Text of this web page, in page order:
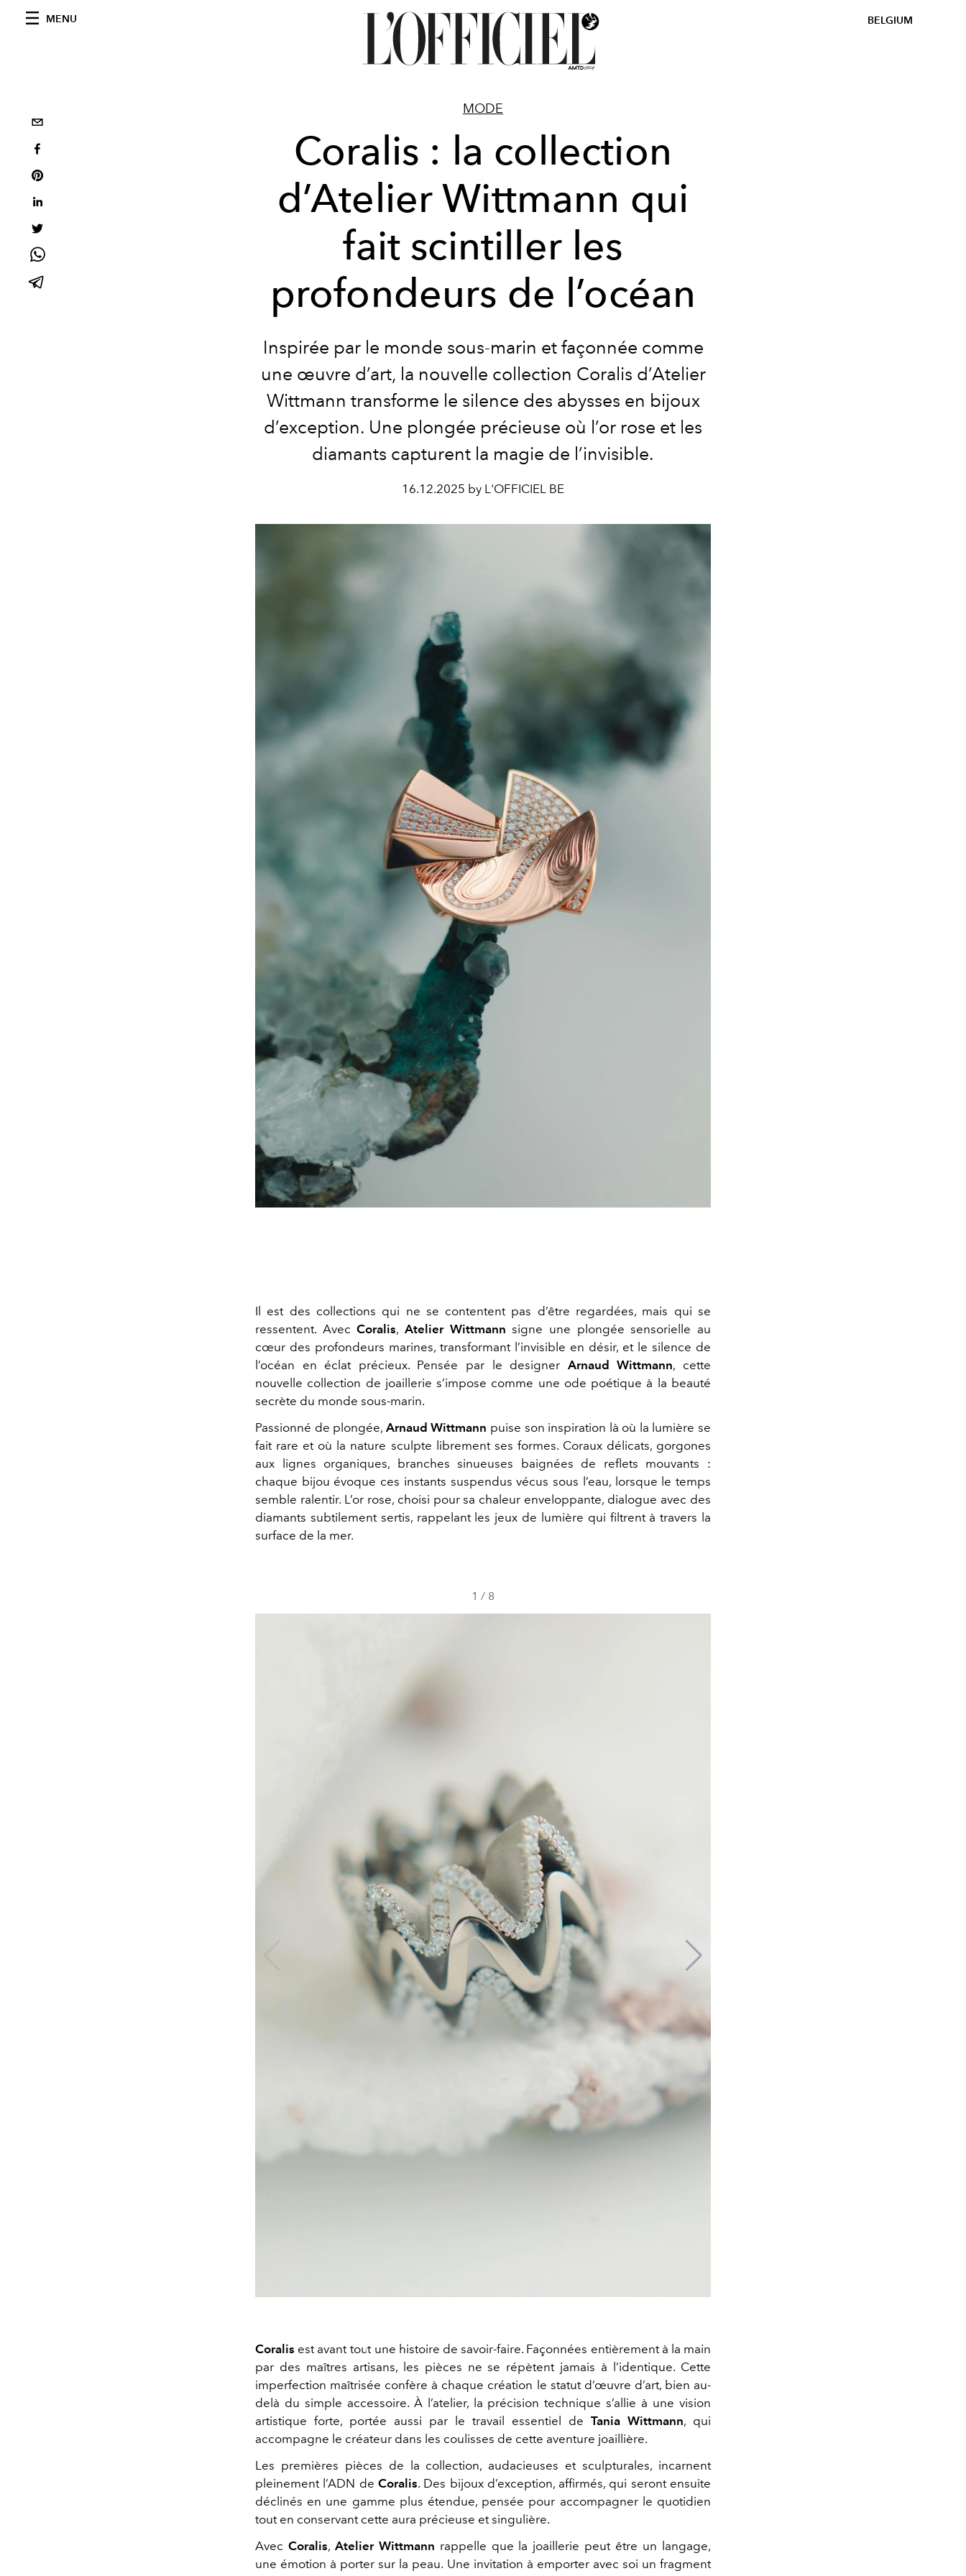
MENU BELGIUM
MODE
Coralis : la collection
d’Atelier Wittmann qui
fait scintiller les
profondeurs de l’océan
Inspirée par le monde sous-marin et façonnée comme
une œuvre d’art, la nouvelle collection Coralis d’Atelier
Wittmann transforme le silence des abysses en bijoux
d’exception. Une plongée précieuse où l’or rose et les
diamants capturent la magie de l’invisible.
16.12.2025 by L'OFFICIEL BE
Il est des collections qui ne se contentent pas d’être regardées, mais qui se
ressentent. AvecCoralis,Atelier Wittmann signe une plongée sensorielle au
cœur des profondeurs marines, transformant l’invisible en désir, et le silence de
l’océan en éclat précieux. Pensée par le designer Arnaud Wittmann, cette
nouvelle collection de joaillerie s’impose comme une ode poétique à la beauté
secrète du monde sous-marin.
Passionné de plongée, Arnaud Wittmann puise son inspiration là où la lumière se
fait rare et où la nature sculpte librement ses formes. Coraux délicats, gorgones
aux lignes organiques, branches sinueuses baignées de reflets mouvants :
chaque bijou évoque ces instants suspendus vécus sous l’eau, lorsque le temps
semble ralentir. L’or rose, choisi pour sa chaleur enveloppante, dialogue avec des
diamants subtilement sertis, rappelant les jeux de lumière qui filtrent à travers la
surface de la mer.
1 / 8
Coralis est avant tout une histoire de savoir-faire. Façonnées entièrement à la main
par des maîtres artisans, les pièces ne se répètent jamais à l’identique. Cette
imperfection maîtrisée confère à chaque création le statut d’œuvre d’art, bien au-
delà du simple accessoire. À l’atelier, la précision technique s’allie à une vision
artistique forte, portée aussi par le travail essentiel de Tania Wittmann, qui
accompagne le créateur dans les coulisses de cette aventure joaillière.
Les premières pièces de la collection, audacieuses et sculpturales, incarnent
pleinement l’ADN de Coralis. Des bijoux d’exception, affirmés, qui seront ensuite
déclinés en une gamme plus étendue, pensée pour accompagner le quotidien
tout en conservant cette aura précieuse et singulière.
Avec Coralis, Atelier Wittmann rappelle que la joaillerie peut être un langage,
une émotion à porter sur la peau. Une invitation à emporter avec soi un fragment